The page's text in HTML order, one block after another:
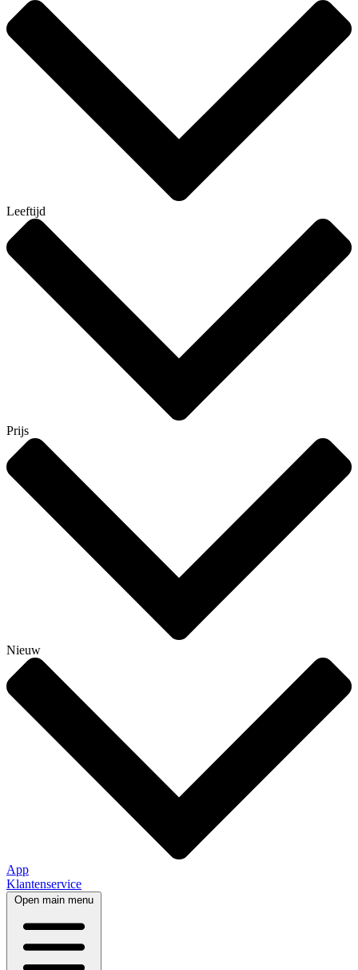
Leeftijd
Prijs
Nieuw
App
Klantenservice
Open main menu